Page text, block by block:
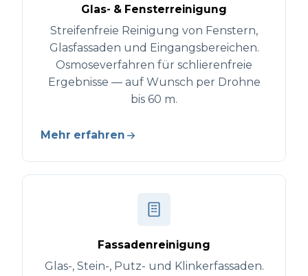
Glas- & Fensterreinigung
Streifenfreie Reinigung von Fenstern,
Glasfassaden und Eingangsbereichen.
Osmoseverfahren für schlierenfreie
Ergebnisse — auf Wunsch per Drohne
bis 60 m.
Mehr erfahren
Fassadenreinigung
Glas-, Stein-, Putz- und Klinkerfassaden.